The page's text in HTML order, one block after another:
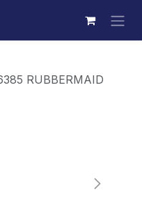
RUBBERMAID